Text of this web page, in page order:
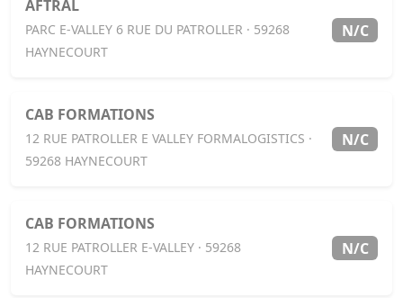
AFTRAL
PARC E-VALLEY 6 RUE DU PATROLLER · 59268
HAYNECOURT
N/C
CAB FORMATIONS
12 RUE PATROLLER E VALLEY FORMALOGISTICS ·
59268 HAYNECOURT
N/C
CAB FORMATIONS
12 RUE PATROLLER E-VALLEY · 59268
HAYNECOURT
N/C